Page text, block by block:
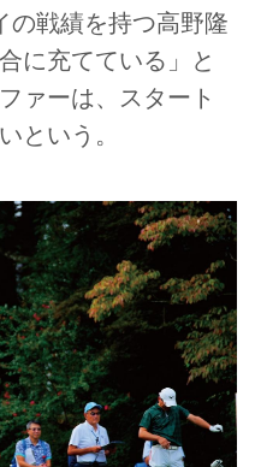
の戦績を持つ高野隆
に充てている」と
ァーは、スタート
という。